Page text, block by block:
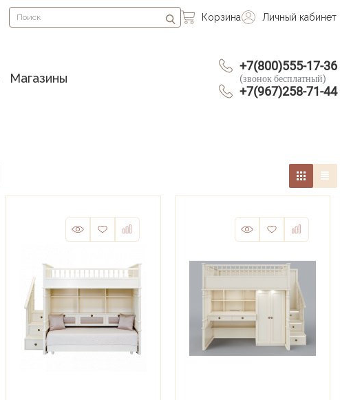
Личный кабинет
Корзина
Магазины
+7(800)555-17-36
(звонок бесплатный)
+7(967)258-71-44